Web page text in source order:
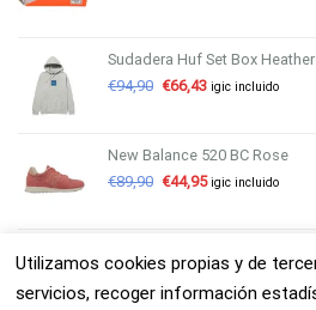
Sudadera Huf Set Box
€94,90 €66,43 igic incluido
New Balance 520 BC Rose
€89,90 €44,95 igic incluido
34,93 igic incluido
Utilizamos cookies propias y de
servicios, recoger información